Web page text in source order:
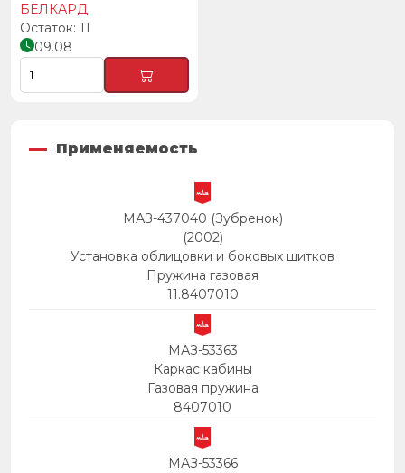
БЕЛКАРД
11
09.08
Применяемость
МАЗ-437040 (Зубренок)
(2002)
Установка облицовки и боковых щитков
Пружина газовая
11.8407010
МАЗ-53363
Каркас кабины
Газовая пружина
8407010
МАЗ-53366